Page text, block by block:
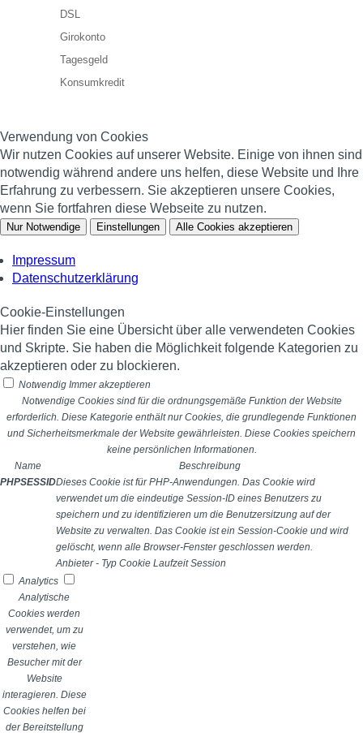
DSL
Girokonto
Tagesgeld
Konsumkredit
Verwendung von Cookies
Wir nutzen Cookies auf unserer Website. Einige von ihnen sind
notwendig während andere uns helfen, diese Website und Ihre
Erfahrung zu verbessern. Sie akzeptieren unsere Cookies,
wenn Sie fortfahren diese Webseite zu nutzen.
Nur Notwendige Einstellungen Alle Cookies akzeptieren
Impressum
Datenschutzerklärung
Cookie-Einstellungen
Hier finden Sie eine Übersicht über alle verwendeten Cookies
und Skripte. Sie haben die Möglichkeit folgende Kategorien zu
akzeptieren oder zu blockieren.
Notwendig Immer akzeptieren
Notwendige Cookies sind für die ordnungsgemäße Funktion der Website
erforderlich. Diese Kategorie enthält nur Cookies, die grundlegende Funktionen
und Sicherheitsmerkmale der Website gewährleisten. Diese Cookies speichern
keine persönlichen Informationen.
Name
Beschreibung
PHPSESSIDDieses Cookie ist für PHP-Anwendungen. Das Cookie wird
verwendet um die eindeutige Session-ID eines Benutzers zu
speichern und zu identifizieren um die Benutzersitzung auf der
Website zu verwalten. Das Cookie ist ein Session-Cookie und wird
gelöscht, wenn alle Browser-Fenster geschlossen werden.
Anbieter - Typ Cookie Laufzeit Session
Analytics
Analytische
Cookies werden
verwendet, um zu
verstehen, wie
Besucher mit der
Website
interagieren. Diese
Cookies helfen bei
der Bereitstellung